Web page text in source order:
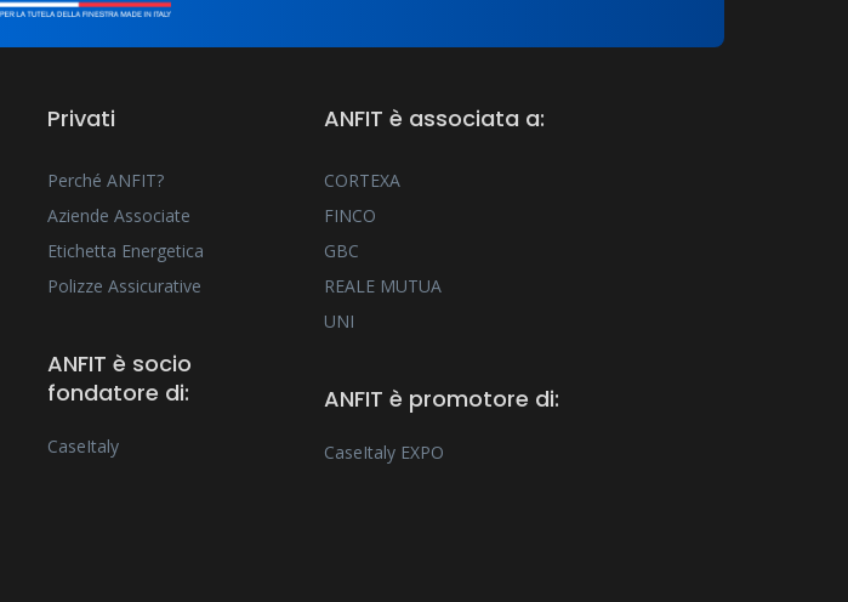
Privati
Perché ANFIT?
Aziende Associate
Etichetta Energetica
Polizze Assicurative
ANFIT è socio
fondatore di:
CaseItaly
ANFIT è associata a:
CORTEXA
FINCO
GBC
REALE MUTUA
UNI
ANFIT è promotore di:
CaseItaly EXPO